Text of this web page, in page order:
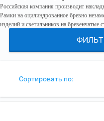
Российская компания производит
Рамки на оцилиндрованное бревно
изделий и светильников на бревенчатые
Сортировать по: